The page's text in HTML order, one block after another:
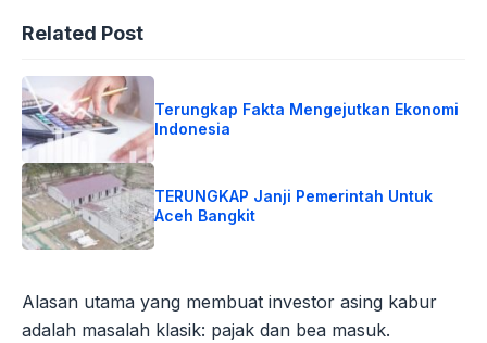
Related Post
Terungkap Fakta Mengejutkan Ekonomi
Indonesia
TERUNGKAP Janji Pemerintah Untuk
Aceh Bangkit
Alasan utama yang membuat investor asing kabur
adalah masalah klasik: pajak dan bea masuk.